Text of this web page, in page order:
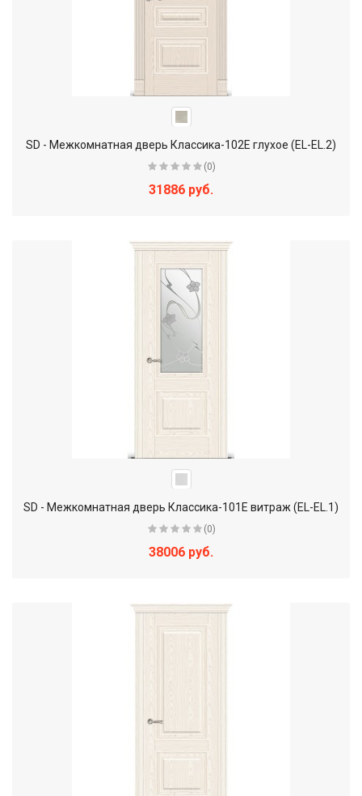
SD - Межкомнатная дверь Классика-102Е глухое (EL-EL.2)
(0)
31886 руб.
SD - Межкомнатная дверь Классика-101Е витраж (EL-EL.1)
(0)
38006 руб.